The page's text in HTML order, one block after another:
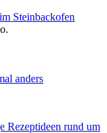
Steinbackofen
anders
Rezeptideen rund um